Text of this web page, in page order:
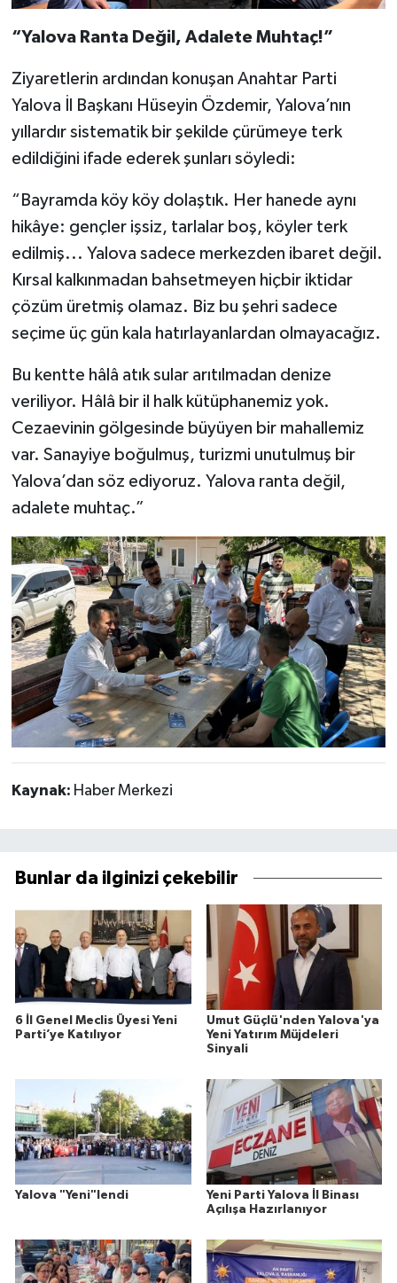
“Yalova Ranta Değil, Adalete Muhtaç!”
Ziyaretlerin ardından konuşan Anahtar Parti
Yalova İl Başkanı Hüseyin Özdemir, Yalova’nın
yıllardır sistematik bir şekilde çürümeye terk
edildiğini ifade ederek şunları söyledi:
“Bayramda köy köy dolaştık. Her hanede aynı
hikâye: gençler işsiz, tarlalar boş, köyler terk
edilmiş... Yalova sadece merkezden ibaret değil.
Kırsal kalkınmadan bahsetmeyen hiçbir iktidar
çözüm üretmiş olamaz. Biz bu şehri sadece
seçime üç gün kala hatırlayanlardan olmayacağız.
Bu kentte hâlâ atık sular arıtılmadan denize
veriliyor. Hâlâ bir il halk kütüphanemiz yok.
Cezaevinin gölgesinde büyüyen bir mahallemiz
var. Sanayiye boğulmuş, turizmi unutulmuş bir
Yalova’dan söz ediyoruz. Yalova ranta değil,
adalete muhtaç.”
Kaynak: Haber Merkezi
Bunlar da ilginizi çekebilir
6 İl Genel Meclis Üyesi Yeni
Parti’ye Katılıyor
Umut Güçlü'nden Yalova'ya
Yeni Yatırım Müjdeleri
Sinyali
Yalova "Yeni"lendi
Yeni Parti Yalova İl Binası
Açılışa Hazırlanıyor